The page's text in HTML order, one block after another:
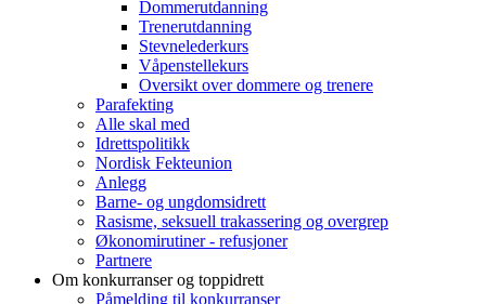
Dommerutdanning
Trenerutdanning
Stevnelederkurs
Våpenstellekurs
Oversikt over dommere og trenere
Parafekting
Alle skal med
Idrettspolitikk
Nordisk Fekteunion
Anlegg
Barne- og ungdomsidrett
Rasisme, seksuell trakassering og overgrep
Økonomirutiner - refusjoner
Partnere
Om konkurranser og toppidrett
Påmelding til konkurranser